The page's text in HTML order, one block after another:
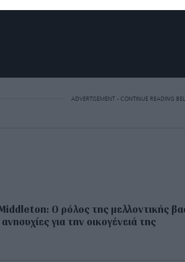
ADVERTISEMENT - CONTINUE READING
Ο ρόλος της μελλοντικής
ανησυχίες για την οικογένειά της